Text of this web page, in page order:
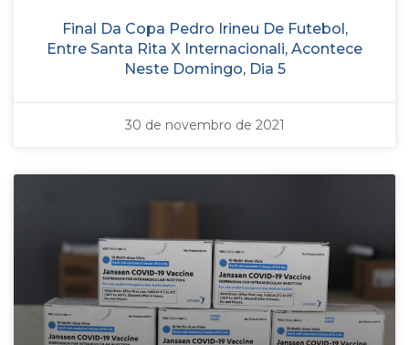
Final Da Copa Pedro Irineu De Futebol,
Entre Santa Rita X Internacionali, Acontece
Neste Domingo, Dia 5
30 de novembro de 2021